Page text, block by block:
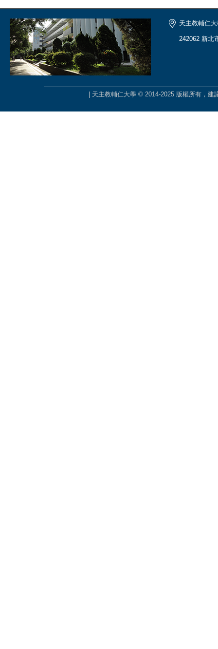
天主教輔仁
242062 新北
| 天主教輔仁大學 © 2014-2025 版權所有，